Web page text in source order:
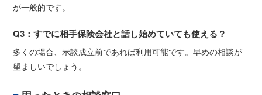
が一般的です。
Q3：すでに相手保険会社と話し始めていても使える？
多くの場合、示談成立前であれば利用可能です。早めの相談が
望ましいでしょう。